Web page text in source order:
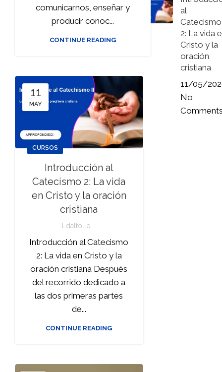
comunicarnos, enseñar y
producir conoc...
CONTINUE READING
11
MAY
CURSOS
Introducción al
Catecismo 2: La vida
en Cristo y la oración
cristiana
Ldalfollo
Introducción al Catecismo
2: La vida en Cristo y la
oración cristiana Después
del recorrido dedicado a
las dos primeras partes
de...
CONTINUE READING
al
Catecismo
2: La vida
Cristo y la
oración
cristiana
11/05/
No